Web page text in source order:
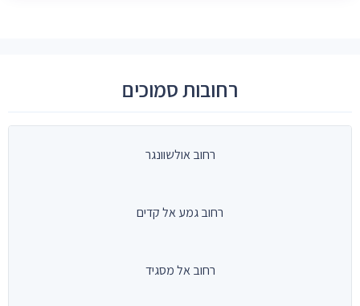
רחובות סמוכים
רחוב אולשוונגר
רחוב גמע אל קדים
רחוב אל מסגיד